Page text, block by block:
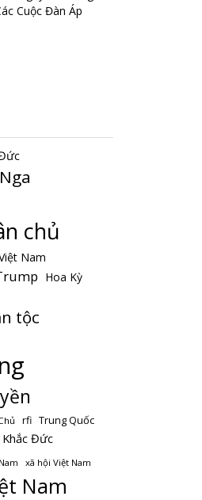
Cuộc Đàn Áp
chủ
Nam
Hoa Kỳ
tộc
rfi Trung Quốc
Đức
xã hội Việt Nam
Nam